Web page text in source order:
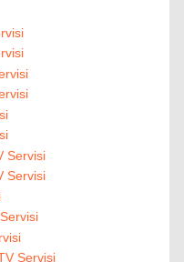
Servisi
Servisi
Servisi